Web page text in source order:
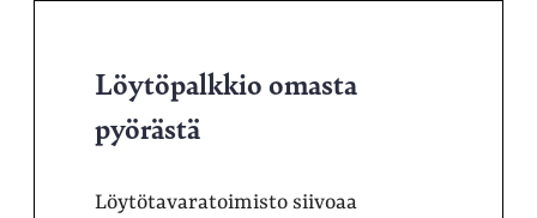
Löytöpalkkio omasta
pyörästä
Löytötavaratoimisto siivoaa